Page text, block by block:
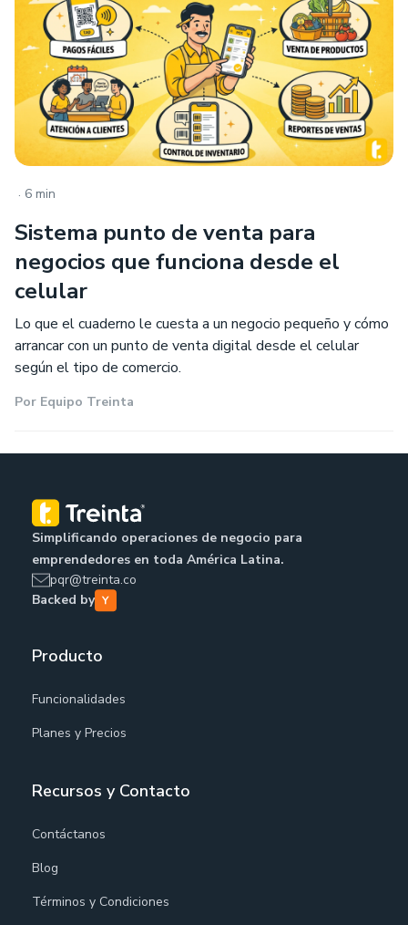
. 6 min
Sistema punto de venta para
negocios que funciona desde el
celular
Lo que el cuaderno le cuesta a un negocio pequeño y cómo
arrancar con un punto de venta digital desde el celular
según el tipo de comercio.
Por Equipo Treinta
Simplificando operaciones de negocio para
emprendedores en toda América Latina.
pqr@treinta.co
Backed by
Producto
Funcionalidades
Planes y Precios
Recursos y Contacto
Contáctanos
Blog
Términos y Condiciones